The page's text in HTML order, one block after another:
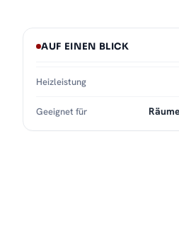
AUF EINEN BLICK
Heizleistung
Geeignet für